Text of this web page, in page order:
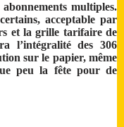
multiples.
acceptable par
et la grille tarifaire de
l’intégralité des 306
sur le papier, même
peu la fête pour de